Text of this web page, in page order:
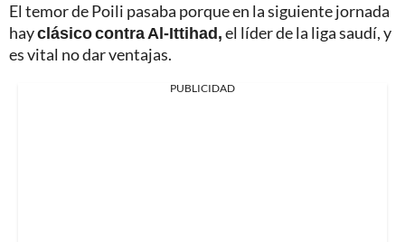
El temor de Poili pasaba porque en la siguiente jornada
hayclásico contra Al-Ittihad,el líder de la liga saudí, y
es vital no dar ventajas.
PUBLICIDAD